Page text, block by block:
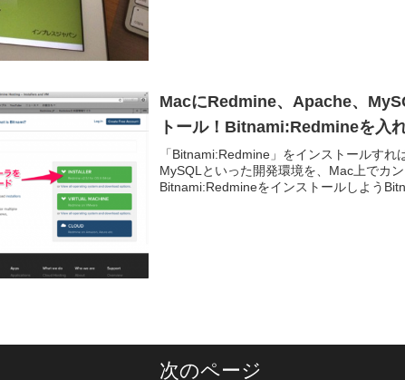
MacにRedmine、Apache、
トール！Bitnami:Redmineを入
「Bitnami:Redmine」をインストールすれ
MySQLといった開発環境を、Mac上でカン
Bitnami:Redmineをインストールしよう
次のページ